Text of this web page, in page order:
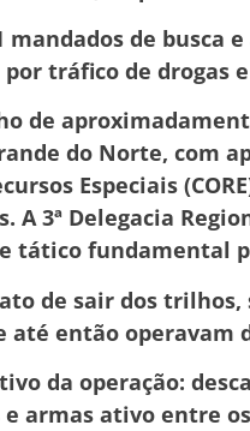
de busca
tráfico de drogas
de
do Norte, com
Especiais
A 3ª Delegacia
tático fundamental
de sair dos
até então operavam
da operação:
armas ativo entre